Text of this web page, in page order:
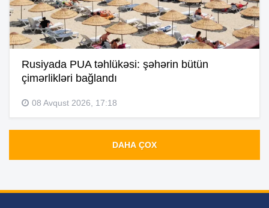
Rusiyada PUA təhlükəsi: şəhərin bütün
çimərlikləri bağlandı
08 Avqust 2026, 17:18
DAHA ÇOX